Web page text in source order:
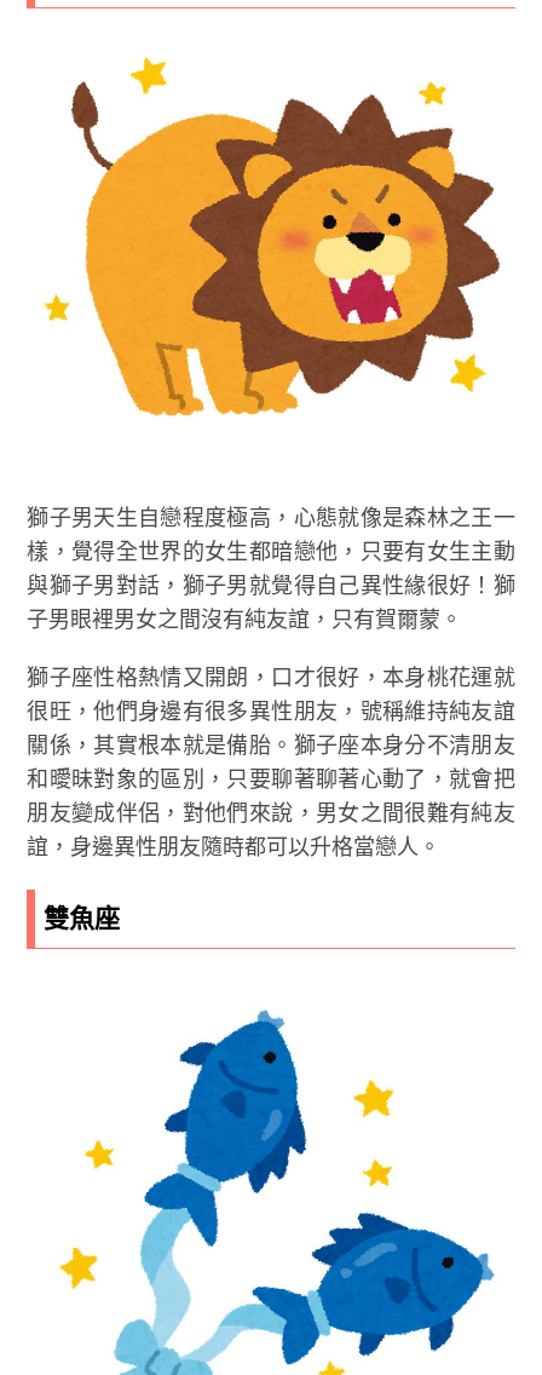
獅子男天生自戀程度極高，心態就像是森林之王一
樣，覺得全世界的女生都暗戀他，只要有女生主動
與獅子男對話，獅子男就覺得自己異性緣很好！獅
子男眼裡男女之間沒有純友誼，只有賀爾蒙。
獅子座性格熱情又開朗，口才很好，本身桃花運就
很旺，他們身邊有很多異性朋友，號稱維持純友誼
關係，其實根本就是備胎。獅子座本身分不清朋友
和曖昧對象的區別，只要聊著聊著心動了，就會把
朋友變成伴侶，對他們來說，男女之間很難有純友
誼，身邊異性朋友隨時都可以升格當戀人。
雙魚座